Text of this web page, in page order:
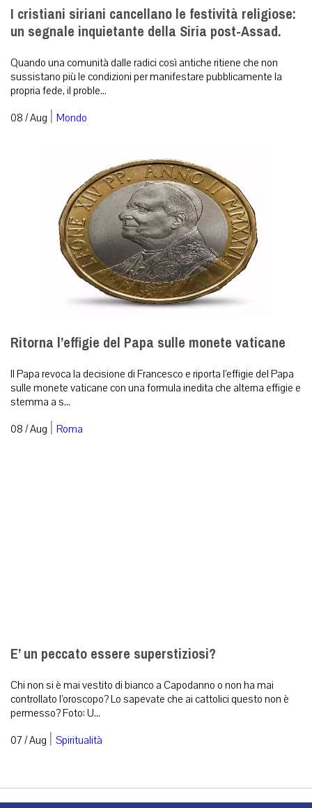
I cristiani siriani cancellano le festività religiose:
un segnale inquietante della Siria post-Assad.
Quando una comunità dalle radici così antiche ritiene che non
sussistano più le condizioni per manifestare pubblicamente la
propria fede, il proble...
08 / Aug | Mondo
Ritorna l’effigie del Papa sulle monete vaticane
Il Papa revoca la decisione di Francesco e riporta l’effigie del Papa
sulle monete vaticane con una formula inedita che alterna effigie e
stemma a s...
08 / Aug | Roma
E’ un peccato essere superstiziosi?
Chi non si è mai vestito di bianco a Capodanno o non ha mai
controllato l’oroscopo? Lo sapevate che ai cattolici questo non è
permesso? Foto: U...
07 / Aug | Spiritualità